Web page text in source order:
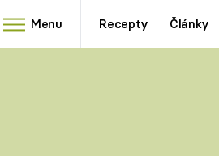
Menu Recepty Články